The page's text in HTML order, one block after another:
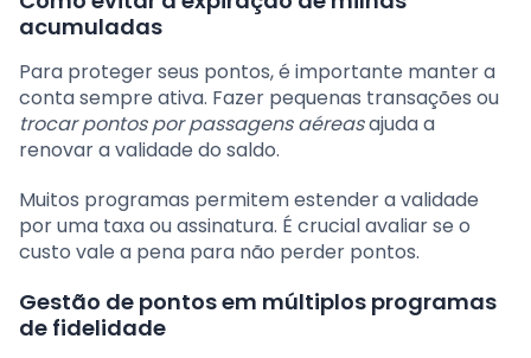
acumuladas
Para proteger seus pontos, é importante manter a
conta sempre ativa. Fazer pequenas transações ou
trocar pontos por passagens aéreasajuda a
renovar a validade do saldo.
Muitos programas permitem estender a validade
por uma taxa ou assinatura. É crucial avaliar se o
custo vale a pena para não perder pontos.
Gestão de pontos em múltiplos programas
de fidelidade